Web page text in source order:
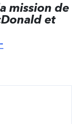
mission de
et